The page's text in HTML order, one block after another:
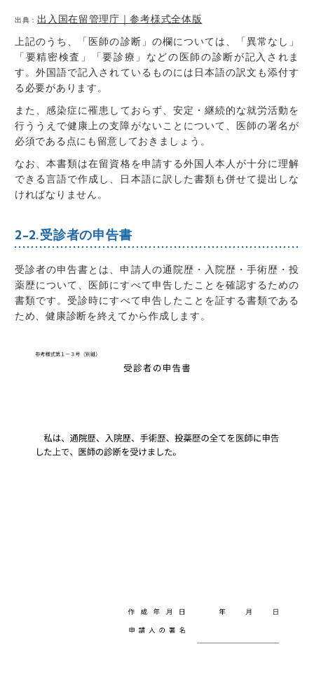
出典： 出入国在留管理庁｜参考様式全体版
上記のうち、
「医師の診断」の欄については、「異常なし」
「要精密検査」「要診療」などの医師の診断が記入 されま
す。外国語で記入されているものには日本語の訳文も添付す
る必要があります。
また、感染症に罹患しておらず、安定・継続的な就労活動を
行ううえで健康上の支障がないことについて、医師の署名が
必須である 点にも留意しておきましょう。
なお、本書類は在留資格を申請する外国人本人が十分に理解
できる言語で作成し、日本語に訳した書類も併せて提出しな
ければなりません。
2-2.受診者の申告書
受診者の申告書とは、申請人の通院歴・入院歴・手術歴・投
薬歴について、医師にすべて申告したことを確認するための
書類です。受診時にすべて申告したことを証する書類である
ため、健康診断を終えてから作成 します。